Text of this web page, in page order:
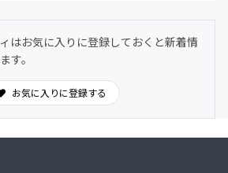
はお気に入りに登録しておくと新着情
す。
お気に入りに登録する